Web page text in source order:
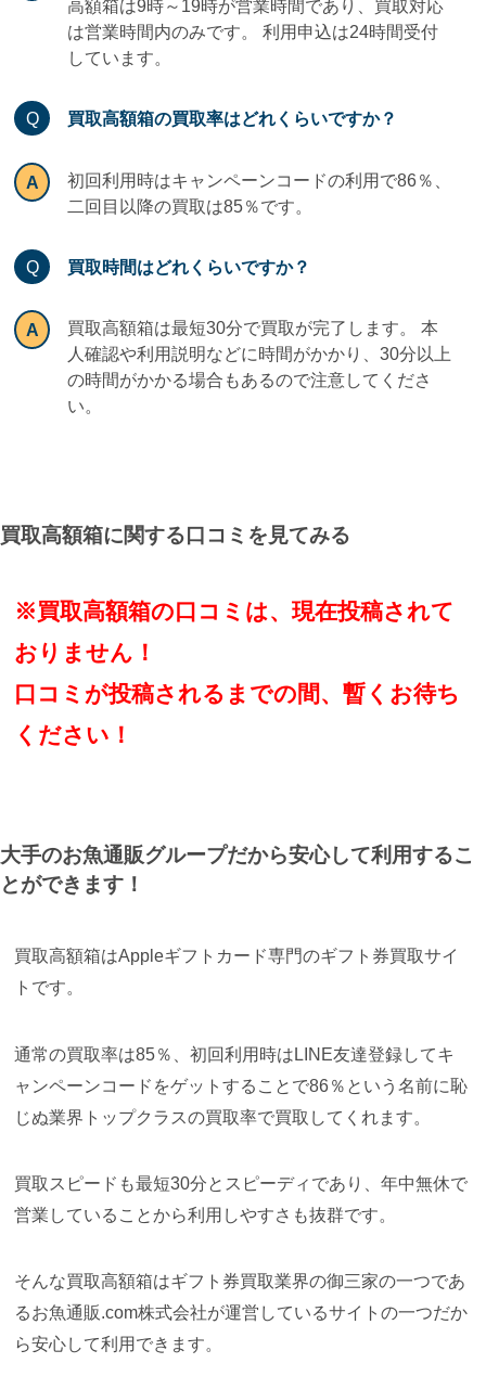
高額箱は9時～19時が営業時間であり、買取対応
は営業時間内のみです。 利用申込は24時間受付
しています。
買取高額箱の買取率はどれくらいですか？
初回利用時はキャンペーンコードの利用で86％、
二回目以降の買取は85％です。
買取時間はどれくらいですか？
買取高額箱は最短30分で買取が完了します。 本
人確認や利用説明などに時間がかかり、30分以上
の時間がかかる場合もあるので注意してくださ
い。
買取高額箱に関する口コミを見てみる
※買取高額箱の口コミは、現在投稿されて
おりません！
口コミが投稿されるまでの間、暫くお待ち
ください！
大手のお魚通販グループだから安心して利用するこ
とができます！
買取高額箱はAppleギフトカード専門のギフト券買取サイ
トです。
通常の買取率は85％、初回利用時はLINE友達登録してキ
ャンペーンコードをゲットすることで86％という名前に恥
じぬ業界トップクラスの買取率で買取してくれます。
買取スピードも最短30分とスピーディであり、年中無休で
営業していることから利用しやすさも抜群です。
そんな買取高額箱はギフト券買取業界の御三家の一つであ
るお魚通販.com株式会社が運営しているサイトの一つだか
ら安心して利用できます。